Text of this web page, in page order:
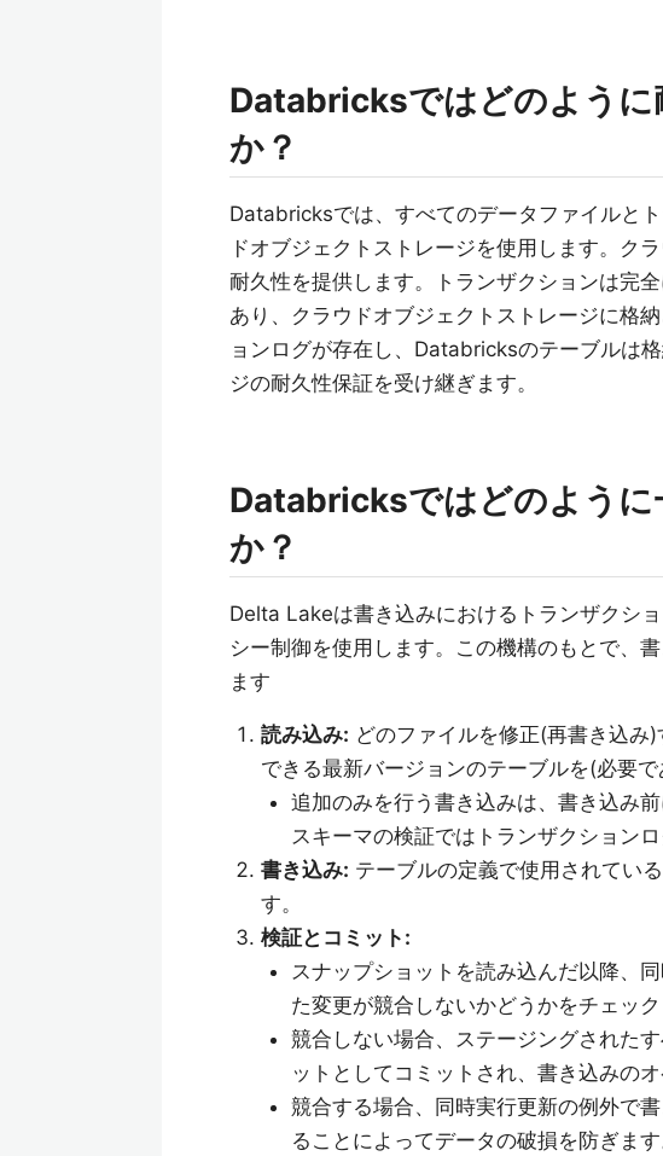
Databricksではどのように
か？
Databricksでは、すべてのデータファイルと
ドオブジェクトストレージを使用します。ク
耐久性を提供します。トランザクションは完
あり、クラウドオブジェクトストレージに格
ョンログが存在し、Databricksのテーブルは
ジの耐久性保証を受け継ぎます。
Databricksではどのように
か？
Delta Lakeは書き込みにおけるトランザクシ
シー制御を使用します。この機構のもとで、
ます
読み込み: どのファイルを修正(再書き込み
できる最新バージョンのテーブルを(必要で
追加のみを行う書き込みは、書き込み
スキーマの検証ではトランザクション
書き込み: テーブルの定義で使用されてい
す。
検証とコミット:
スナップショットを読み込んだ以降、
た変更が競合しないかどうかをチェック
競合しない場合、ステージングされた
ットとしてコミットされ、書き込みの
競合する場合、同時実行更新の例外で
ることによってデータの破損を防ぎます